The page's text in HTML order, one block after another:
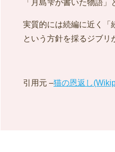
「月島雫が書いた物語」
実質的には続編に近く「
という方針を採るジブリ
引用元 –猫の恩返し